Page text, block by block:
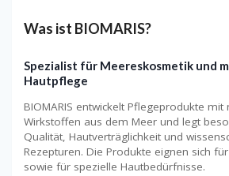
Was ist BIOMARIS?
Spezialist für Meereskosmetik und
Hautpflege
BIOMARIS entwickelt Pflegeprodukte mit
Wirkstoffen aus dem Meer und legt
Qualität, Hautverträglichkeit und
Rezepturen. Die Produkte eignen sich
sowie für spezielle Hautbedürfnisse.